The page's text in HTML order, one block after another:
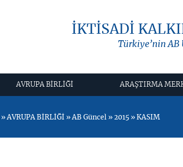
İKTİSADİ
Türkiye’nin AB
AVRUPA BİRLİĞİ ARAŞTIRMA
» AVRUPA BİRLİĞİ » AB Güncel » 2015 » KASIM